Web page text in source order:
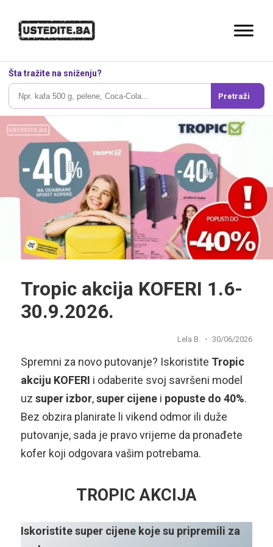
Šta tražite na sniženju?
Pretraži
Tropic akcija KOFERI 1.6-
30.9.2026.
Lela B. 30/06/2026
Spremni za novo putovanje? Iskoristite Tropic
akciju KOFERI i odaberite svoj savršeni model
uz super izbor,super cijenei popuste do 40%.
Bez obzira planirate li vikend odmor ili duže
putovanje, sada je pravo vrijeme da pronađete
kofer koji odgovara vašim potrebama.
TROPIC AKCIJA
Iskoristite super cijene koje su pripremili za